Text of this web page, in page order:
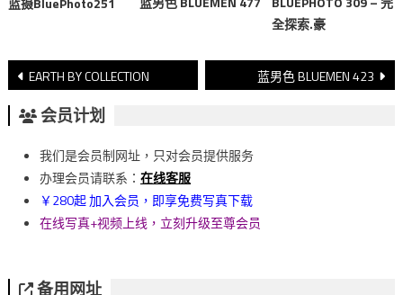
全探索.豪
文
章
導
覽
EARTH BY COLLECTION 蓝男色 BLUEMEN 423
会员计划
我们是会员制网址，只对会员提供服务
办理会员请联系： 在线客服
￥280起 加入会员，即享免费写真下载
在线写真+视频上线，立刻升级至尊会员
备用网址